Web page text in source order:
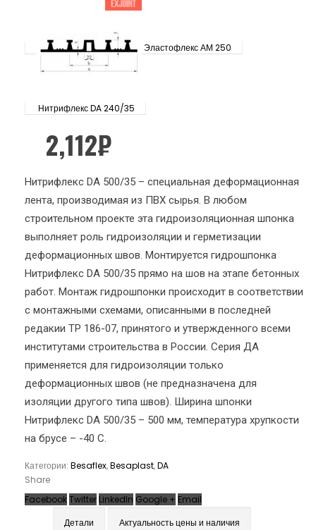
Эластофлекс АМ 250
Нитрифлекс DA 240/35
2,112₽
Нитрифлекс DA 500/35 – специальная деформационная
лента, производимая из ПВХ сырья. В любом
строительном проекте эта гидроизоляционная шпонка
выполняет роль гидроизоляции и герметизации
деформационных швов. Монтируется гидрошпонка
Нитрифлекс DA 500/35 прямо на шов на этапе бетонных
работ. Монтаж гидрошпонки происходит в соответствии
с монтажными схемами, описанными в последней
редакии ТР 186-07, принятого и утвержденного всеми
институтами строительства в России. Серия ДА
применяется для гидроизоляции только
деформационных швов (не предназначена для
изоляции другого типа швов). Ширина шпонки
Нитрифлекс DA 500/35 – 500 мм, температура хрупкости
на брусе – -40 С.
Категории: Besaflex,Besaplast,DA
Share
FacebookTwitter LinkedIn Google + Email
Детали
Актуальность цены и наличия